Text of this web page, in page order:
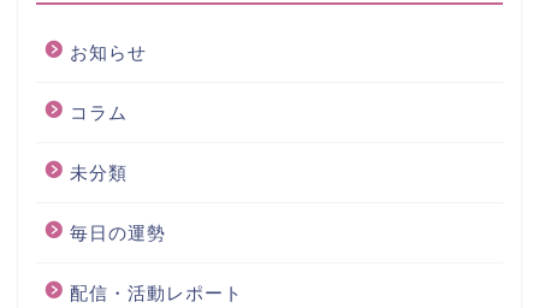
お知らせ
コラム
未分類
毎日の運勢
配信・活動レポート